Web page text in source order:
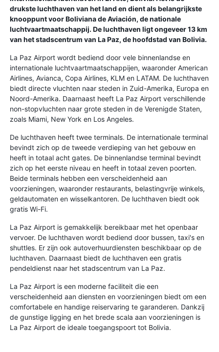
drukste luchthaven van het land en dient als belangrijkste
knooppunt voor Boliviana de Aviación, de nationale
luchtvaartmaatschappij. De luchthaven ligt ongeveer 13 km
van het stadscentrum van La Paz, de hoofdstad van Bolivia.
La Paz Airport wordt bediend door vele binnenlandse en
internationale luchtvaartmaatschappijen, waaronder American
Airlines, Avianca, Copa Airlines, KLM en LATAM. De luchthaven
biedt directe vluchten naar steden in Zuid-Amerika, Europa en
Noord-Amerika. Daarnaast heeft La Paz Airport verschillende
non-stopvluchten naar grote steden in de Verenigde Staten,
zoals Miami, New York en Los Angeles.
De luchthaven heeft twee terminals. De internationale terminal
bevindt zich op de tweede verdieping van het gebouw en
heeft in totaal acht gates. De binnenlandse terminal bevindt
zich op het eerste niveau en heeft in totaal zeven poorten.
Beide terminals hebben een verscheidenheid aan
voorzieningen, waaronder restaurants, belastingvrije winkels,
geldautomaten en wisselkantoren. De luchthaven biedt ook
gratis Wi-Fi.
La Paz Airport is gemakkelijk bereikbaar met het openbaar
vervoer. De luchthaven wordt bediend door bussen, taxi's en
shuttles. Er zijn ook autoverhuurdiensten beschikbaar op de
luchthaven. Daarnaast biedt de luchthaven een gratis
pendeldienst naar het stadscentrum van La Paz.
La Paz Airport is een moderne faciliteit die een
verscheidenheid aan diensten en voorzieningen biedt om een ​​
comfortabele en handige reiservaring te garanderen. Dankzij
de gunstige ligging en het brede scala aan voorzieningen is
La Paz Airport de ideale toegangspoort tot Bolivia.